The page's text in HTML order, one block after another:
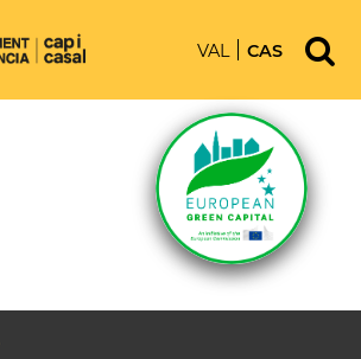
VAL CAS